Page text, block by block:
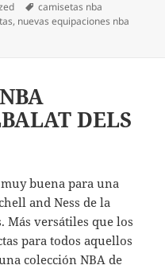
Etiquetas
camisetas nba
, nuevas equipaciones nba
DELS
buena para una
and Ness de la
Más versátiles que los
para todos aquellos
colección NBA de